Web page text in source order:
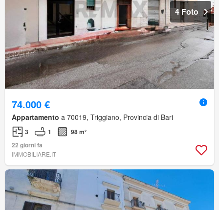
4 Foto
74.000 €
Appartamento a 70019, Triggiano, Provincia di Bari
3 1
98 m²
22 giorni fa
IMMOBILIARE.IT